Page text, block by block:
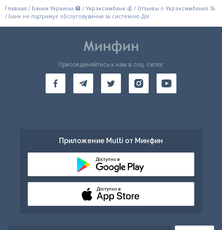
Главная / Банки Украины 🏦 / Укрэксимбанк 💰 / Отзывы о Укрэксимбанке 📝
/ Банк не підтримує обслуговування за системою Дія
Присоединяйтесь к нам в соц. сетях:
Приложение Multi от Минфин
Доступно в
Доступно в